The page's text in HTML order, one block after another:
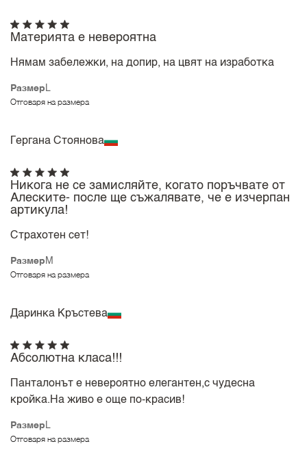
Размер L
Отговаря на размера
Материята е невероятна
Нямам забележки, на допир, на цвят на изработка
Гергана Стоянова
Размер M
Отговаря на размера
Никога не се замисляйте, когато поръчвате от
Алеските- после ще съжалявате, че е изчерпан
артикула!
Страхотен сет!
Даринка Кръстева
Размер L
Отговаря на размера
Абсолютна класа!!!
Панталонът е невероятно елегантен,с чудесна
кройка.На живо е още по-красив!